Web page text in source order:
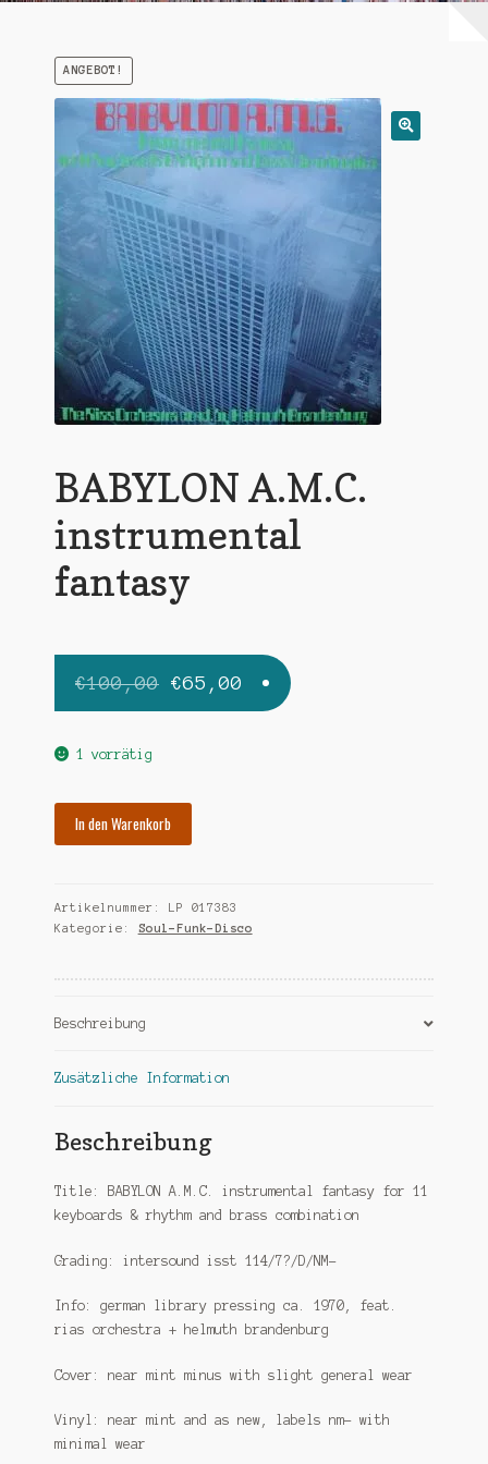
Mein Konto
ANGEBOT!
BABYLON A.M.C.
instrumental
fantasy
€100,00 Ursprünglicher
Preis
€65,00 Aktueller
Preis
1 vorrätig
Menge
In den Warenkorb
Artikelnummer:
LP 017383
Kategorie: Soul-Funk-Disco
Beschreibung
Zusätzliche Information
Beschreibung
Title: BABYLON A.M.C. instrumental fantasy for 11
keyboards & rhythm and brass combination
Grading: intersound isst 114/7?/D/NM-
Info: german library pressing ca. 1970, feat.
rias orchestra + helmuth brandenburg
Cover: near mint minus with slight general wear
Vinyl: near mint and as new, labels nm- with
minimal wear